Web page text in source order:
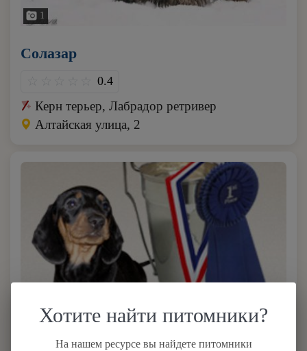
Хотите найти питомники?
На нашем ресурсе вы найдете питомники
1
Солазар
0.4
Керн терьер, Лабрадор ретривер
Алтайская улица, 2
1